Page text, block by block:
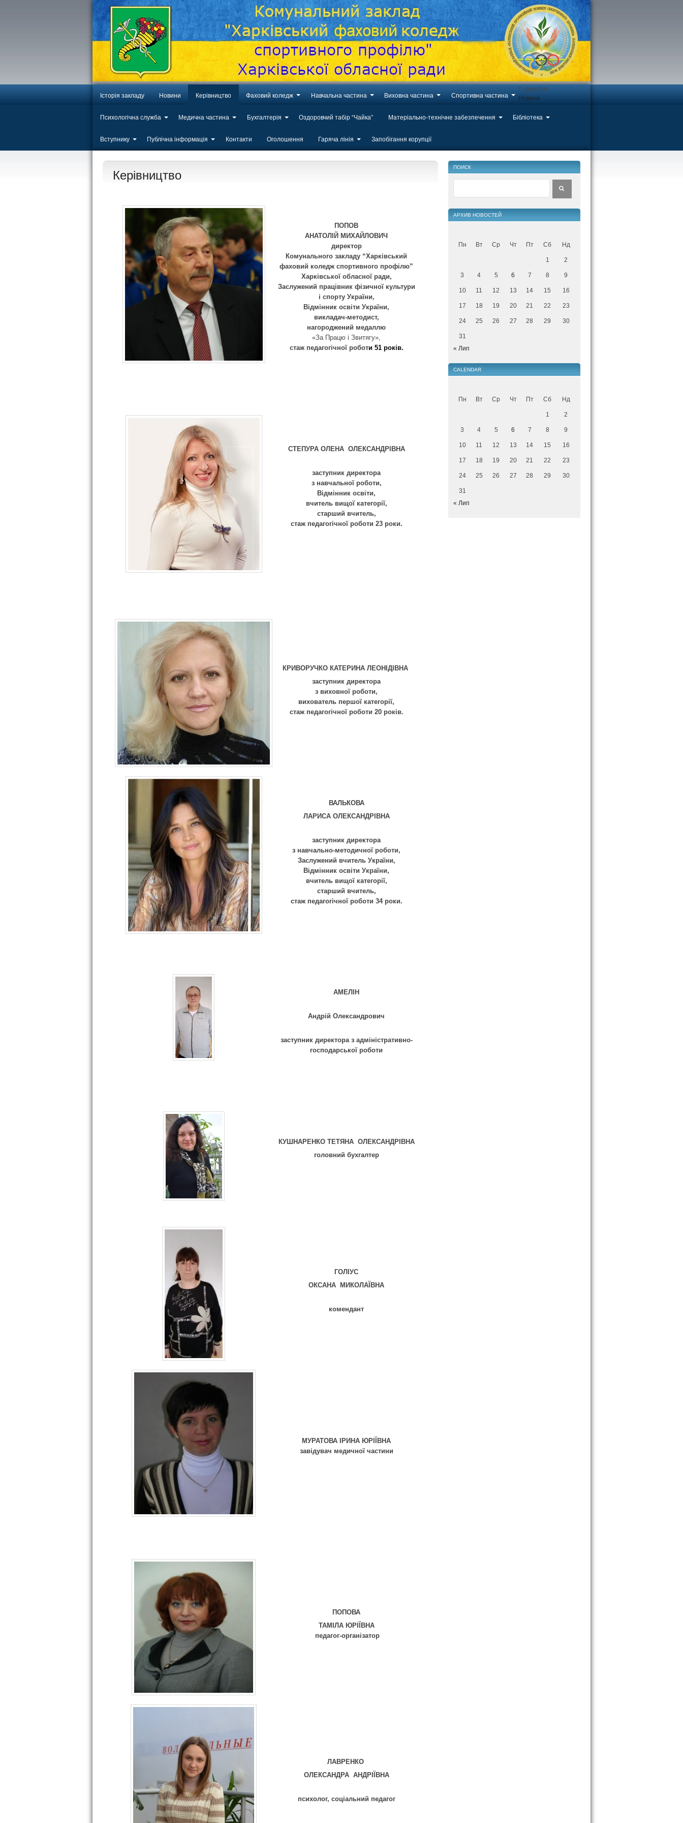
Історія закладу Новини Керівництво Фаховий коледж Навчальна частина Виховна частина Спортивна частина
Психологічна служба Медична частина Бухгалтерія Оздоровчий табір “Чайка” Матеріально-технічне забезпечення Бібліотека
Вступнику Публічна інформація Контакти Оголошення Гаряча лінія Запобігання корупції
Categories
Новини
Керівництво
ПОПОВ
АНАТОЛІЙ МИХАЙЛОВИЧ
директор
Комунального закладу “Харківський
фаховий коледж спортивного профілю”
Харківської обласної ради,
Заслужений працівник фізичної культури
і спорту України,
Відмінник освіти України,
викладач-методист,
нагороджений медаллю
«За Працю і Звитягу»,
стаж педагогічної роботи 51 років.
СТЕПУРА ОЛЕНА ОЛЕКСАНДРІВНА
заступник директора
з навчальної роботи,
Відмінник освіти,
вчитель вищої категорії,
старший вчитель,
стаж педагогічної роботи 23 роки.
КРИВОРУЧКО КАТЕРИНА ЛЕОНІДІВНА
заступник директора
з виховної роботи,
вихователь першої категорії,
стаж педагогічної роботи 20 років.
ВАЛЬКОВА
ЛАРИСА ОЛЕКСАНДРІВНА
заступник директора
з навчально-методичної роботи,
Заслужений вчитель України,
Відмінник освіти України,
вчитель вищої категорії,
старший вчитель,
стаж педагогічної роботи 34 роки.
АМЕЛІН
Андрій Олександрович
заступник директора з адміністративно-
господарської роботи
КУШНАРЕНКО ТЕТЯНА ОЛЕКСАНДРІВНА
головний бухгалтер
ГОЛІУС
ОКСАНА МИКОЛАЇВНА
комендант
МУРАТОВА ІРИНА ЮРІЇВНА
завідувач медичної частини
ПОПОВА
ТАМІЛА ЮРІЇВНА
педагог-організатор
ЛАВРЕНКО
ОЛЕКСАНДРА АНДРІЇВНА
психолог, соціальний педагог
ПОИСК
АРХИВ НОВОСТЕЙ
Пн Вт Ср Чт Пт Сб Нд
1 2
3 4 5 6 7 8 9
10 11 12 13 14 15 16
17 18 19 20 21 22 23
24 25 26 27 28 29 30
31
« Лип
CALENDAR
Пн Вт Ср Чт Пт Сб Нд
1 2
3 4 5 6 7 8 9
10 11 12 13 14 15 16
17 18 19 20 21 22 23
24 25 26 27 28 29 30
31
« Лип